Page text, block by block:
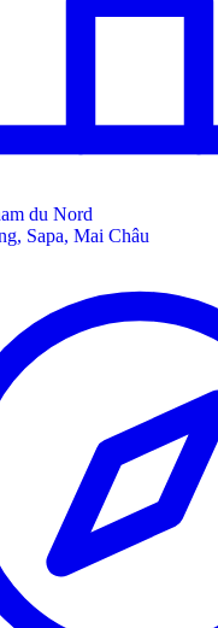
du Nord
Sapa, Mai Châu